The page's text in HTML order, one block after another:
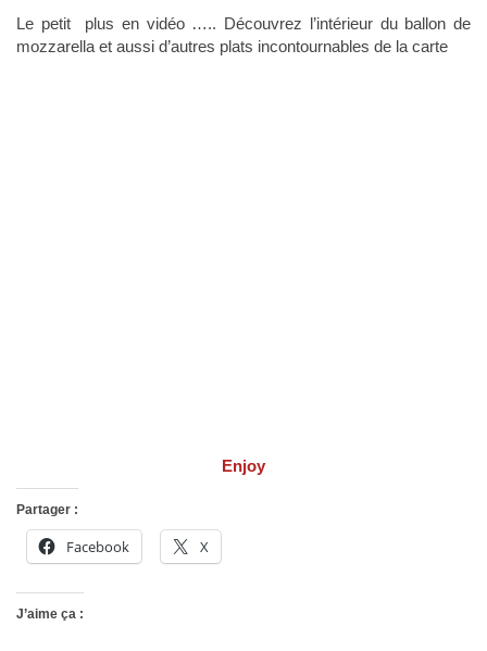
Le petit plus en vidéo ….. Découvrez l’intérieur du ballon de
mozzarella et aussi d’autres plats incontournables de la carte
Enjoy
Partager :
Facebook X
J’aime ça :